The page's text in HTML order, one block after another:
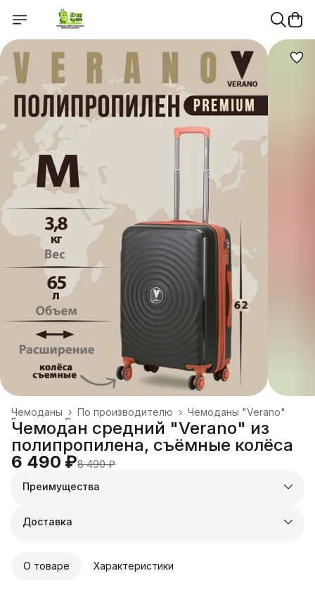
Чемоданы "Verano"
По производителю ›
Чемоданы ›
Все товары
Главная
Чемодан средний "Verano" из
полипропилена, съёмные колёса
6 490 ₽8 490 ₽
Преимущества
Оплата частями в Сплит
Удобный возврат
Доставка
О товаре Характеристики